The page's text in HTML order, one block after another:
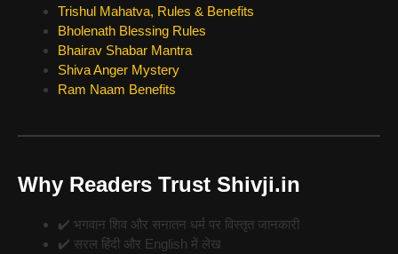
Trishul Mahatva, Rules & Benefits
Bholenath Blessing Rules
Bhairav Shabar Mantra
Shiva Anger Mystery
Ram Naam Benefits
Why Readers Trust Shivji.in
✔️ भगवान शिव और सनातन धर्म पर विस्तृत जानकारी
✔️ सरल हिंदी और English में लेख